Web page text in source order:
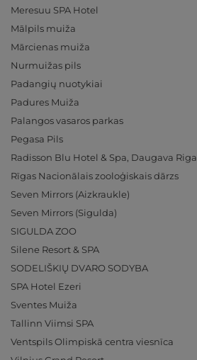
Meresuu SPA Hotel
Mālpils muiža
Mārcienas muiža
Nurmuižas pils
Padangių nuotykiai
Padures Muiža
Palangos vasaros parkas
Pegasa Pils
Radisson Blu Hotel & Spa, Daugava Riga
Rīgas Nacionālais zooloģiskais dārzs
Seven Mirrors (Aizkraukle)
Seven Mirrors (Sigulda)
SIGULDA ZOO
Silene Resort & SPA
SODELIŠKIŲ DVARO SODYBA
SPA Hotel Ezeri
Sventes Muiža
Tallinn Viimsi SPA
Ventspils Olimpiskā centra viesnīca